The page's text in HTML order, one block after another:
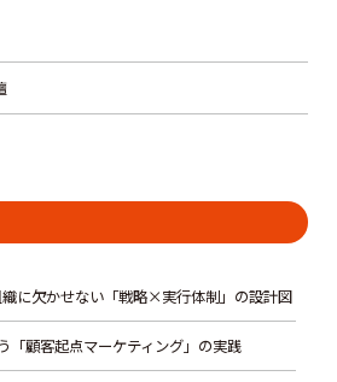
に欠かせない「戦略×実行体制」の設計図
「顧客起点マーケティング」の実践